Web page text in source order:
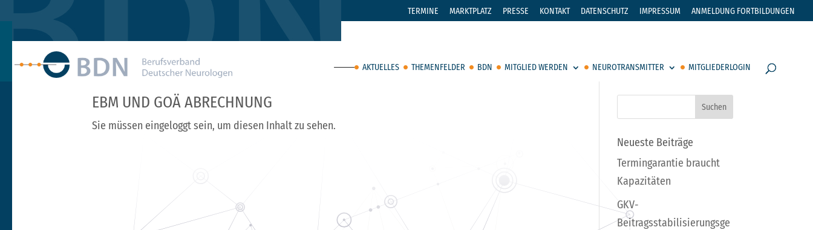
TERMINE MARKTPLATZ PRESSE KONTAKT DATENSCHUTZ IMPRESSUM ANMELDUNG FORTBILDUNGEN
AKTUELLES THEMENFELDER BDN MITGLIED WERDEN NEUROTRANSMITTER MITGLIEDERLOGIN
EBM UND GOÄ ABRECHNUNG
Sie müssen eingeloggt sein, um diesen Inhalt zu sehen.
Neueste Beiträge
Termingarantie braucht
Kapazitäten
GKV-
Beitragsstabilisierungsge